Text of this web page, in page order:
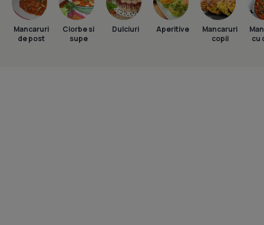
Mancaruri
de post
Ciorbe si
supe
Dulciuri Aperitive
Mancaruri
copii
cu